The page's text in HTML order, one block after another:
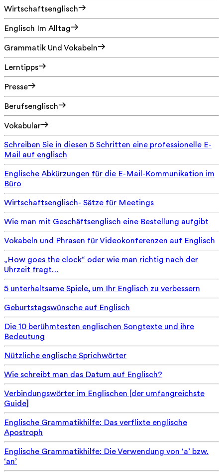
Wirtschaftsenglisch
Englisch Im Alltag
Grammatik Und Vokabeln
Lerntipps
Presse
Berufsenglisch
Vokabular
Schreiben Sie in diesen 5 Schritten eine professionelle E-
Mail auf englisch
Englische Abkürzungen für die E-Mail-Kommunikation im
Büro
Wirtschaftsenglisch- Sätze für Meetings
Wie man mit Geschäftsenglisch eine Bestellung aufgibt
Vokabeln und Phrasen für Videokonferenzen auf Englisch
„How goes the clock“ oder wie man richtig nach der
Uhrzeit fragt…
5 unterhaltsame Spiele, um Ihr Englisch zu verbessern
Geburtstagswünsche auf Englisch
Die 10 berühmtesten englischen Songtexte und ihre
Bedeutung
Nützliche englische Sprichwörter
Wie schreibt man das Datum auf Englisch?
Verbindungswörter im Englischen [der umfangreichste
Guide]
Englische Grammatikhilfe: Das verflixte englische
Apostroph
Englische Grammatikhilfe: Die Verwendung von ‘a’ bzw.
‘an’